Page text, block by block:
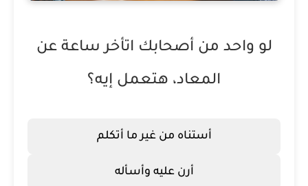
لو واحد من أصحابك اتأخر ساعة عن
المعاد، هتعمل إيه؟
أستناه من غير ما أتكلم
أرن عليه وأسأله